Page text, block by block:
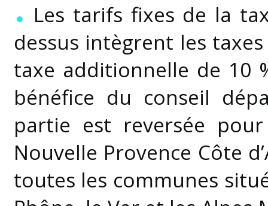
Les tarifs fixes de la
dessus intègrent les
taxe additionnelle de 10
bénéfice du conseil
partie est reversée
Nouvelle Provence Côte
toutes les communes